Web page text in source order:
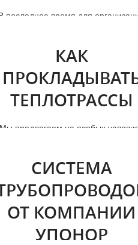
последнее время для
КАК
ТЕПЛОТРАССЫ
Мы предлагаем на особых
СИСТЕМА
ОТ КОМПАНИИ
УПОНОР